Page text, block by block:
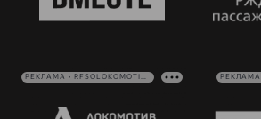
РЕКЛАМА • RFSOLOKOMOTIV.RU